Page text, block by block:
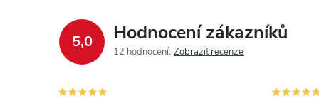
5,0 Hodnocení zákazníků
12 hodnocení Zobrazit recenze